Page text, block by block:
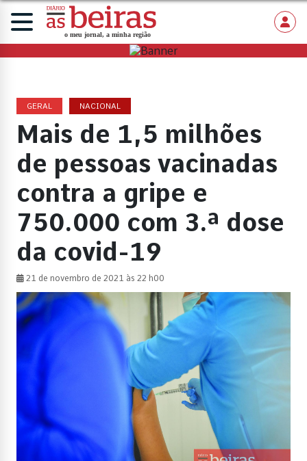
GERAL NACIONAL
Mais de 1,5 milhões
de pessoas vacinadas
contra a gripe e
750.000 com 3.ª dose
da covid-19
21 de novembro de 2021 às 22 h00